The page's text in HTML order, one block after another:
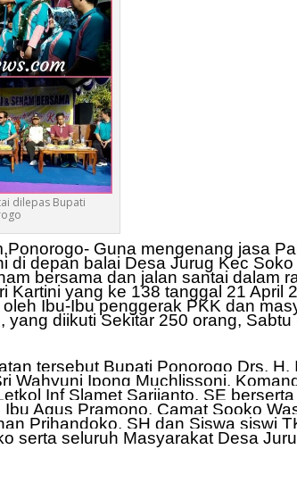
dilepas Bupati
Guna mengenang jasa
di depan balai Desa Jurug Kec
bersama dan jalan santai dalam
Kartini yang ke 138 tanggal 21 April
Ibu-Ibu penggerak PKK dan
yang diikuti Sekitar 250 orang, Sabtu
tersebut Bupati Ponorogo Drs. H.
Wahyuni Ipong Muchlissoni,
Inf Slamet Sarjianto, SE
Ibu Agus Pramono, Camat Sooko
Prihandoko, SH dan Siswa siswi
serta seluruh Masyarakat Desa